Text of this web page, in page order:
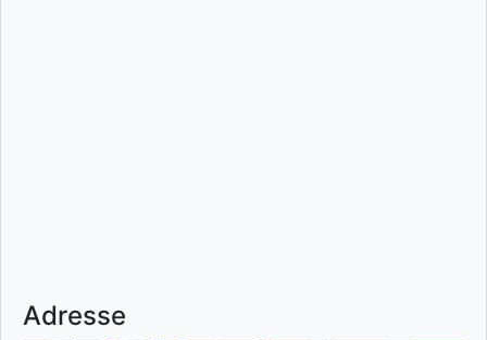
Adresse